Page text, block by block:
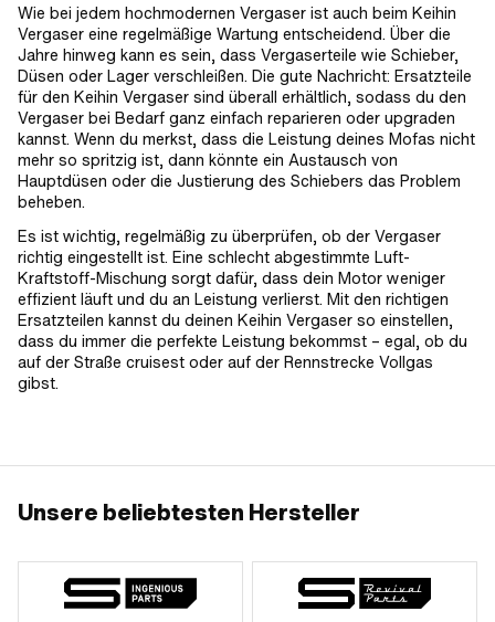
Wie bei jedem hochmodernen Vergaser ist auch beim Keihin
Vergaser eine regelmäßige Wartung entscheidend. Über die
Jahre hinweg kann es sein, dass Vergaserteile wie Schieber,
Düsen oder Lager verschleißen. Die gute Nachricht: Ersatzteile
für den Keihin Vergaser sind überall erhältlich, sodass du den
Vergaser bei Bedarf ganz einfach reparieren oder upgraden
kannst. Wenn du merkst, dass die Leistung deines Mofas nicht
mehr so spritzig ist, dann könnte ein Austausch von
Hauptdüsen oder die Justierung des Schiebers das Problem
beheben.
Es ist wichtig, regelmäßig zu überprüfen, ob der Vergaser
richtig eingestellt ist. Eine schlecht abgestimmte Luft-
Kraftstoff-Mischung sorgt dafür, dass dein Motor weniger
effizient läuft und du an Leistung verlierst. Mit den richtigen
Ersatzteilen kannst du deinen Keihin Vergaser so einstellen,
dass du immer die perfekte Leistung bekommst – egal, ob du
auf der Straße cruisest oder auf der Rennstrecke Vollgas
gibst.
Unsere beliebtesten Hersteller